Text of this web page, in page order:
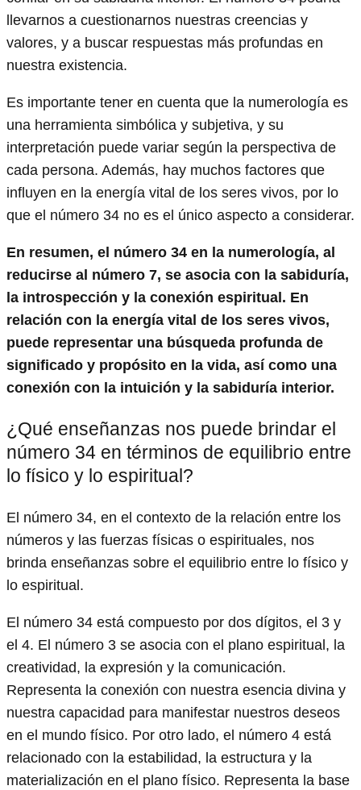
llevarnos a cuestionarnos nuestras creencias y
valores, y a buscar respuestas más profundas en
nuestra existencia.
Es importante tener en cuenta que la numerología es
una herramienta simbólica y subjetiva, y su
interpretación puede variar según la perspectiva de
cada persona. Además, hay muchos factores que
influyen en la energía vital de los seres vivos, por lo
que el número 34 no es el único aspecto a considerar.
En resumen, el número 34 en la numerología, al
reducirse al número 7, se asocia con la sabiduría,
la introspección y la conexión espiritual. En
relación con la energía vital de los seres vivos,
puede representar una búsqueda profunda de
significado y propósito en la vida, así como una
conexión con la intuición y la sabiduría interior.
¿Qué enseñanzas nos puede brindar el
número 34 en términos de equilibrio entre
lo físico y lo espiritual?
El número 34, en el contexto de la relación entre los
números y las fuerzas físicas o espirituales, nos
brinda enseñanzas sobre el equilibrio entre lo físico y
lo espiritual.
El número 34 está compuesto por dos dígitos, el 3 y
el 4. El número 3 se asocia con el plano espiritual, la
creatividad, la expresión y la comunicación.
Representa la conexión con nuestra esencia divina y
nuestra capacidad para manifestar nuestros deseos
en el mundo físico. Por otro lado, el número 4 está
relacionado con la estabilidad, la estructura y la
materialización en el plano físico. Representa la base